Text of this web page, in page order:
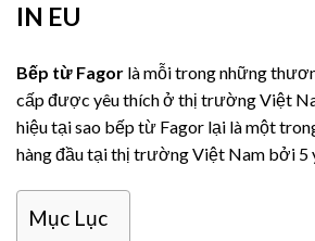
IN EU
Bếp từ Fagor là mỗi trong những
cấp được yêu thích ở thị trường Việt
hiệu tại sao bếp từ Fagor lại là một
hàng đầu tại thị trường Việt Nam bởi 5
Mục Lục